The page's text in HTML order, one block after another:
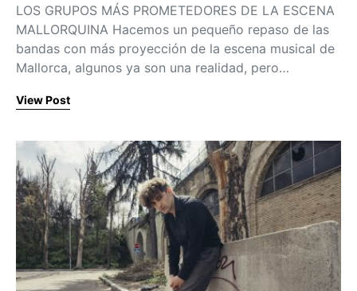
LOS GRUPOS MÁS PROMETEDORES DE LA ESCENA
MALLORQUINA Hacemos un pequeño repaso de las
bandas con más proyección de la escena musical de
Mallorca, algunos ya son una realidad, pero…
View Post